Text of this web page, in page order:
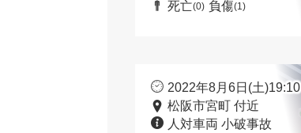
死亡(0) 負傷(1)
2022年8月6日(土)19:10
松阪市宮町 付近
人対車両 小破事故